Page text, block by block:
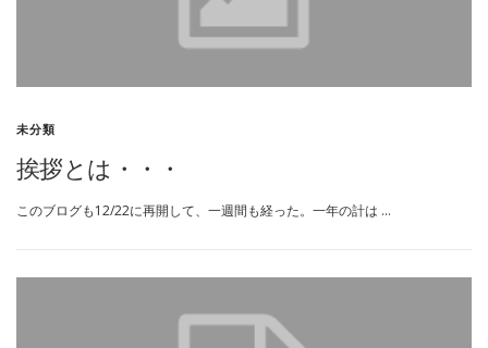
未分類
挨拶とは・・・
このブログも12/22に再開して、一週間も経った。一年の計は …